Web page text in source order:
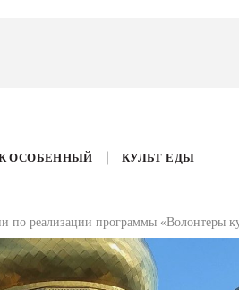
ОСОБЕННЫЙ КУЛЬТ ЕДЫ
по реализации программы «Волонтеры